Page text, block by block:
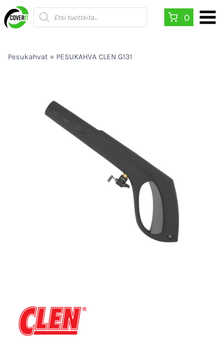
Siirry
sisältöön
Products
search
0
Pesukahvat » PESUKAHVA CLEN G131